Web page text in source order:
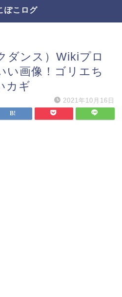
ぽこログ
ダンス）Wikiプロ
い画像！ゴリエち
カギ
2021年10月16日